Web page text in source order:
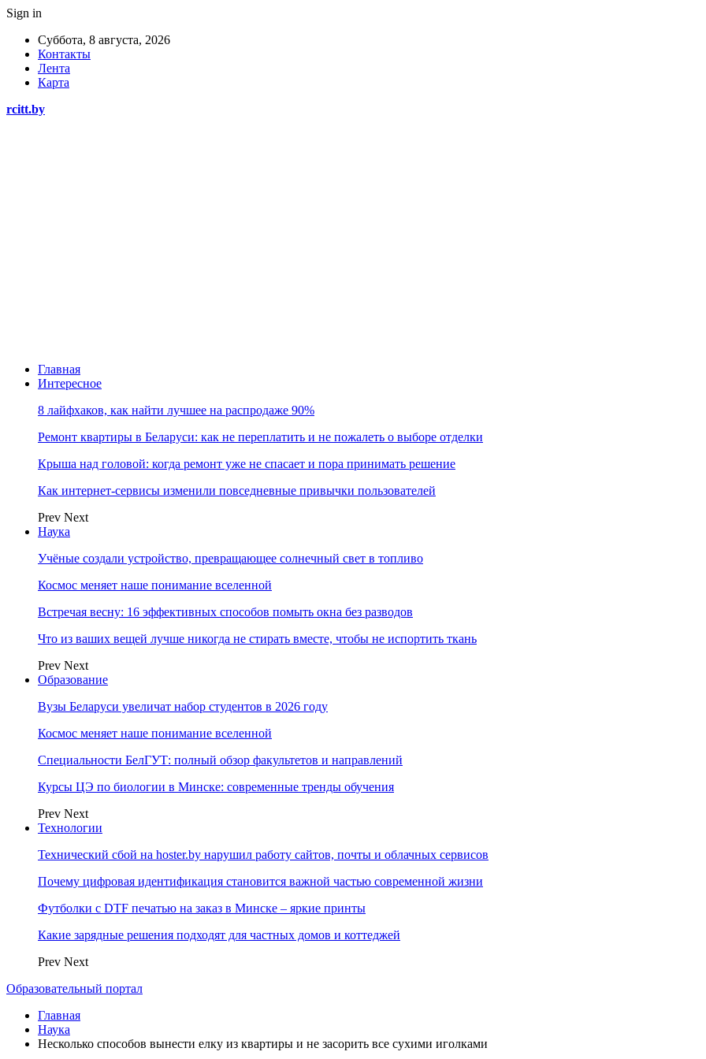
Sign in
Суббота, 8 августа, 2026
Контакты
Лента
Карта
rcitt.by
Главная
Интересное
8 лайфхаков, как найти лучшее на распродаже 90%
Ремонт квартиры в Беларуси: как не переплатить и не пожалеть о выборе отделки
Крыша над головой: когда ремонт уже не спасает и пора принимать решение
Как интернет-сервисы изменили повседневные привычки пользователей
Prev Next
Наука
Учёные создали устройство, превращающее солнечный свет в топливо
Космос меняет наше понимание вселенной
Встречая весну: 16 эффективных способов помыть окна без разводов
Что из ваших вещей лучше никогда не стирать вместе, чтобы не испортить ткань
Prev Next
Образование
Вузы Беларуси увеличат набор студентов в 2026 году
Космос меняет наше понимание вселенной
Специальности БелГУТ: полный обзор факультетов и направлений
Курсы ЦЭ по биологии в Минске: современные тренды обучения
Prev Next
Технологии
Технический сбой на hoster.by нарушил работу сайтов, почты и облачных сервисов
Почему цифровая идентификация становится важной частью современной жизни
Футболки с DTF печатью на заказ в Минске – яркие принты
Какие зарядные решения подходят для частных домов и коттеджей
Prev Next
Образовательный портал
Главная
Наука
Несколько способов вынести елку из квартиры и не засорить все сухими иголками